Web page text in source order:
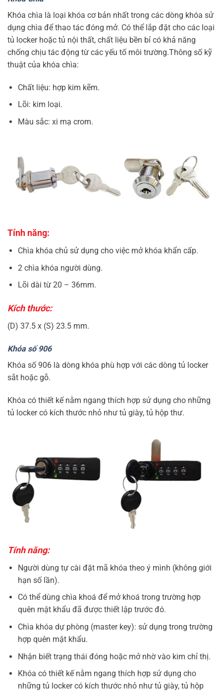
Khóa chìa là loại khóa cơ bản nhất trong các dòng khóa sử
dụng chìa để thao tác đóng mở. Có thể lắp đặt cho các loại
tủ locker hoặc tủ nội thất, chất liệu bền bỉ có khả năng
chống chịu tác động từ các yếu tố môi trường.Thông số kỹ
thuật của khóa chìa:
Chất liệu: hợp kim kẽm.
Lõi: kim loại.
Màu sắc: xi mạ crom.
Tính năng:
Chìa khóa chủ sử dụng cho việc mở khóa khẩn cấp.
2 chìa khóa người dùng.
Lõi dài từ 20 – 36mm.
Kích thước:
(D) 37.5 x (S) 23.5 mm.
Khóa số 906
Khóa số 906 là dòng khóa phù hợp với các dòng tủ locker
sắt hoặc gỗ.
Khóa có thiết kế nằm ngang thích hợp sử dụng cho những
tủ locker có kích thước nhỏ như tủ giày, tủ hộp thư.
Tính năng:
Người dùng tự cài đặt mã khóa theo ý mình (không giới
hạn số lần).
Có thể dùng chìa khoá để mở khoá trong trường hợp
quên mật khẩu đã được thiết lập trước đó.
Chìa khóa dự phòng (master key): sử dụng trong trường
hợp quên mật khẩu.
Nhận biết trạng thái đóng hoặc mở nhờ vào kim chỉ thị.
Khóa có thiết kế nằm ngang thích hợp sử dụng cho
những tủ locker có kích thước nhỏ như tủ giày, tủ hộp